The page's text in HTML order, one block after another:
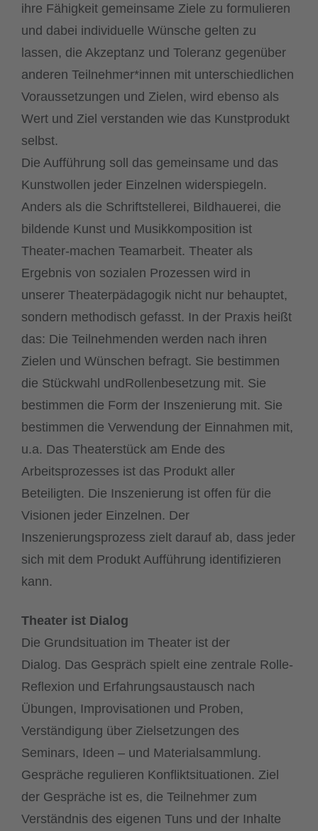
ihre Fähigkeit gemeinsame Ziele zu formulieren
und dabei individuelle Wünsche gelten zu
lassen, die Akzeptanz und Toleranz gegenüber
anderen Teilnehmer*innen mit unterschiedlichen
Voraussetzungen und Zielen, wird ebenso als
Wert und Ziel verstanden wie das Kunstprodukt
selbst.
Die Aufführung soll das gemeinsame und das
Kunstwollen jeder Einzelnen widerspiegeln.
Anders als die Schriftstellerei, Bildhauerei, die
bildende Kunst und Musikkomposition ist
Theater-machen Teamarbeit. Theater als
Ergebnis von sozialen Prozessen wird in
unserer Theaterpädagogik nicht nur behauptet,
sondern methodisch gefasst. In der Praxis heißt
das: Die Teilnehmenden werden nach ihren
Zielen und Wünschen befragt. Sie bestimmen
die Stückwahl undRollenbesetzung mit. Sie
bestimmen die Form der Inszenierung mit. Sie
bestimmen die Verwendung der Einnahmen mit,
u.a. Das Theaterstück am Ende des
Arbeitsprozesses ist das Produkt aller
Beteiligten. Die Inszenierung ist offen für die
Visionen jeder Einzelnen. Der
Inszenierungsprozess zielt darauf ab, dass jeder
sich mit dem Produkt Aufführung identifizieren
kann.
Theater ist Dialog
Die Grundsituation im Theater ist der
Dialog. Das Gespräch spielt eine zentrale Rolle-
Reflexion und Erfahrungsaustausch nach
Übungen, Improvisationen und Proben,
Verständigung über Zielsetzungen des
Seminars, Ideen – und Materialsammlung.
Gespräche regulieren Konfliktsituationen. Ziel
der Gespräche ist es, die Teilnehmer zum
Verständnis des eigenen Tuns und der Inhalte